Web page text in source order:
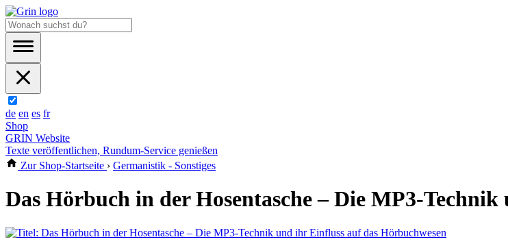
de en es fr
Shop
GRIN Website
Texte veröffentlichen, Rundum-Service genießen
Zur Shop-Startseite › Germanistik - Sonstiges
Das Hörbuch in der Hosentasche – Die MP3-